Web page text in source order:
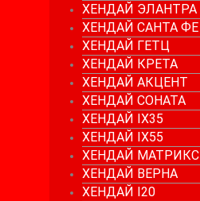
ХЕНДАЙ ЭЛАНТРА
ХЕНДАЙ САНТА ФЕ
ХЕНДАЙ ГЕТЦ
ХЕНДАЙ КРЕТА
ХЕНДАЙ АКЦЕНТ
ХЕНДАЙ СОНАТА
ХЕНДАЙ IX35
ХЕНДАЙ IX55
ХЕНДАЙ МАТРИКС
ХЕНДАЙ ВЕРНА
ХЕНДАЙ I20